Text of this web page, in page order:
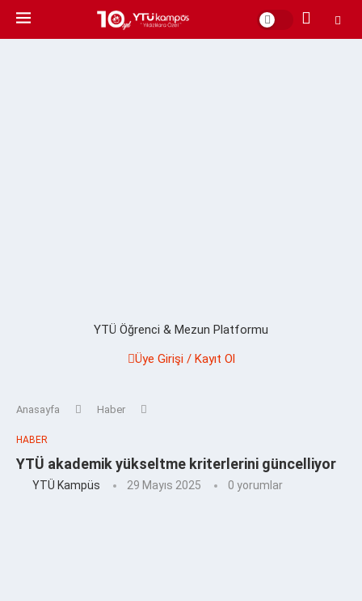
YTÜ Öğrenci & Mezun Platformu
Üye Girişi / Kayıt Ol
Anasayfa Haber
HABER
YTÜ akademik yükseltme kriterlerini güncelliyor
YTÜ Kampüs 29 Mayıs 2025 0 yorumlar